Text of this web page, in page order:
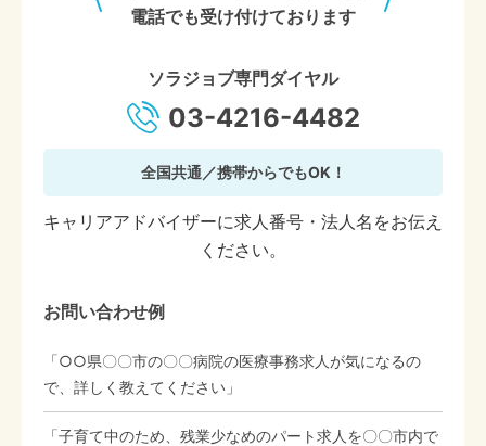
電話でも受け付けております
ソラジョブ専門ダイヤル
03-4216-4482
全国共通／携帯からでもOK！
キャリアアドバイザーに求人番号・法人名をお伝え
ください。
お問い合わせ例
「○○県〇〇市の〇〇病院の医療事務求人が気になるの
で、詳しく教えてください」
「子育て中のため、残業少なめのパート求人を〇〇市内で